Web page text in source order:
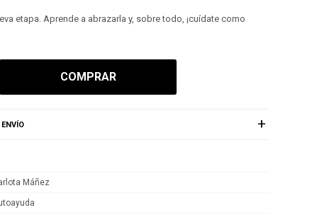
etapa. Aprende a abrazarla y, sobre todo, ¡cuídate como
COMPRAR
Máñez